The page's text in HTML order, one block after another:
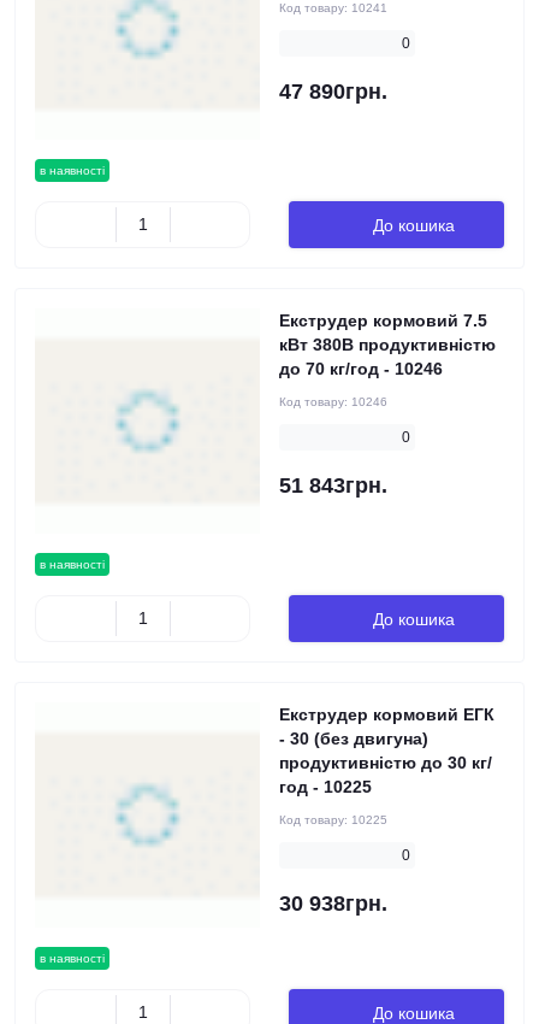
в наявності
Код товару: 10241
0
47 890грн.
До кошика
в наявності
Екструдер кормовий 7.5
кВт 380В продуктивністю
до 70 кг/год - 10246
Код товару: 10246
0
51 843грн.
До кошика
в наявності
Екструдер кормовий ЕГК
- 30 (без двигуна)
продуктивністю до 30 кг/
год - 10225
Код товару: 10225
0
30 938грн.
До кошика